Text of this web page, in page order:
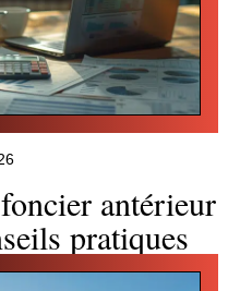
antérieur
pratiques